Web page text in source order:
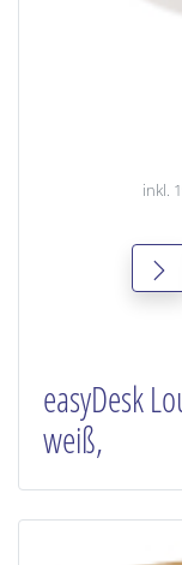
inkl.
easyDesk
weiß,